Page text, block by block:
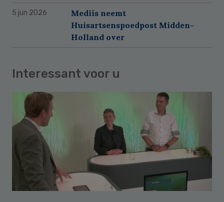
5 jun 2026
Mediis neemt
Huisartsenspoedpost Midden-
Holland over
Interessant voor u